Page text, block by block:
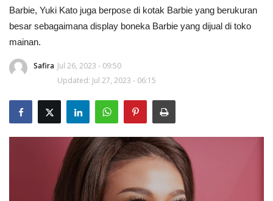
Video
Barbie, Yuki Kato juga berpose di kotak Barbie yang berukuran
besar sebagaimana display boneka Barbie yang dijual di toko
mainan.
Safira Jul 26, 2023 - 09:50
Updated: Jul 27, 2023 - 06:15